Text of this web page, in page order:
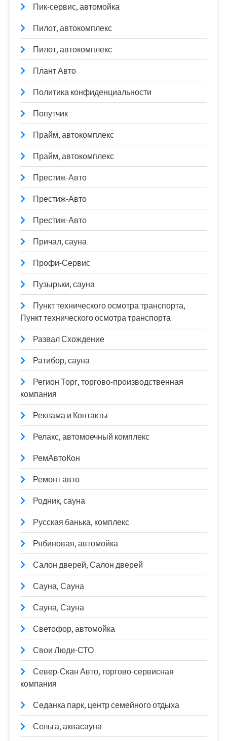
Пик-сервис, автомойка
Пилот, автокомплекс
Пилот, автокомплекс
Плант Авто
Политика конфиденциальности
Попутчик
Прайм, автокомплекс
Прайм, автокомплекс
Престиж-Авто
Престиж-Авто
Престиж-Авто
Причал, сауна
Профи-Сервис
Пузырьки, сауна
Пункт технического осмотра транспорта,
Пункт технического осмотра транспорта
Развал Схождение
Ратибор, сауна
Регион Торг, торгово-производственная
компания
Реклама и Контакты
Релакс, автомоечный комплекс
РемАвтоКон
Ремонт авто
Родник, сауна
Русская банька, комплекс
Рябиновая, автомойка
Салон дверей, Салон дверей
Сауна, Сауна
Сауна, Сауна
Светофор, автомойка
Свои Люди-СТО
Север-Скан Авто, торгово-сервисная
компания
Седанка парк, центр семейного отдыха
Сельга, аквасауна